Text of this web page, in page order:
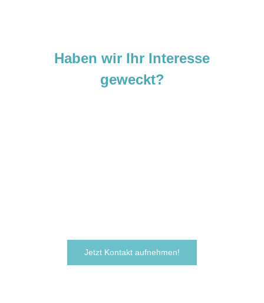
Haben wir Ihr Interesse
geweckt?
Jetzt Kontakt aufnehmen!